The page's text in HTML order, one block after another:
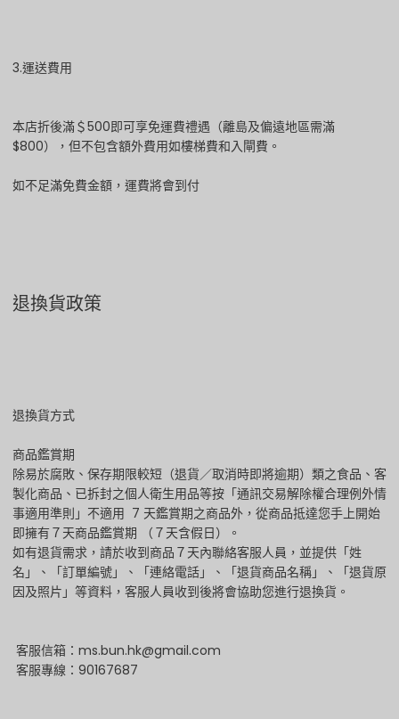
3.運送費用
本店折後滿＄500即可享免運費禮遇（離島及偏遠地區需滿
$800），但不包含額外費用如樓梯費和入閘費。
如不足滿免費金額，運費將會到付
退換貨政策
退換貨方式
商品鑑賞期
除易於腐敗、保存期限較短（退貨／取消時即將逾期）類之食品、客
製化商品、已拆封之個人衛生用品等按「通訊交易解除權合理例外情
事適用準則」不適用 7 天鑑賞期之商品外，從商品抵達您手上開始
即擁有７天商品鑑賞期 （７天含假日）。
如有退貨需求，請於收到商品７天內聯絡客服人員，並提供「姓
名」、「訂單編號」、「連絡電話」、「退貨商品名稱」、「退貨原
因及照片」等資料，客服人員收到後將會協助您進行退換貨。
客服信箱：ms.bun.hk@gmail.com
客服專線：90167687